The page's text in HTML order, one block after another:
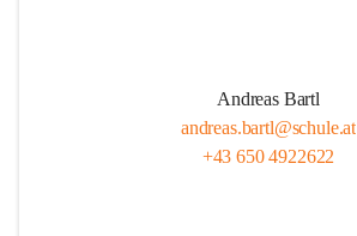
Andreas Bartl
andreas.bartl@schule.at
+43 650 4922622